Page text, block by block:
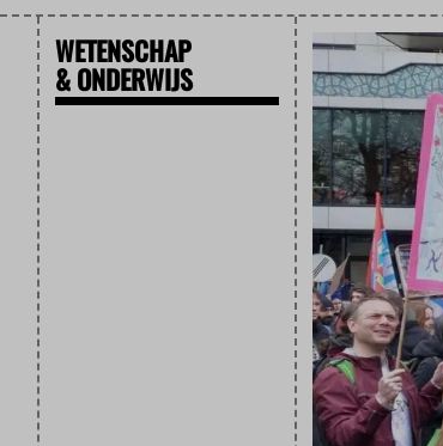
WETENSCHAP
& ONDERWIJS